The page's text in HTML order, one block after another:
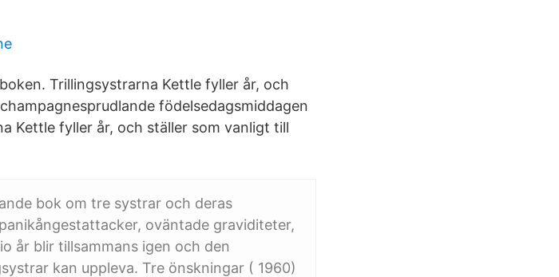
Trillingsystrarna Kettle fyller år, och
födelsedagsmiddagen
Kettle fyller år, och ställer som vanligt till
bok om tre systrar och deras
oväntade graviditeter,
år blir tillsammans igen och den
kan uppleva. Tre önskningar ( 1960)